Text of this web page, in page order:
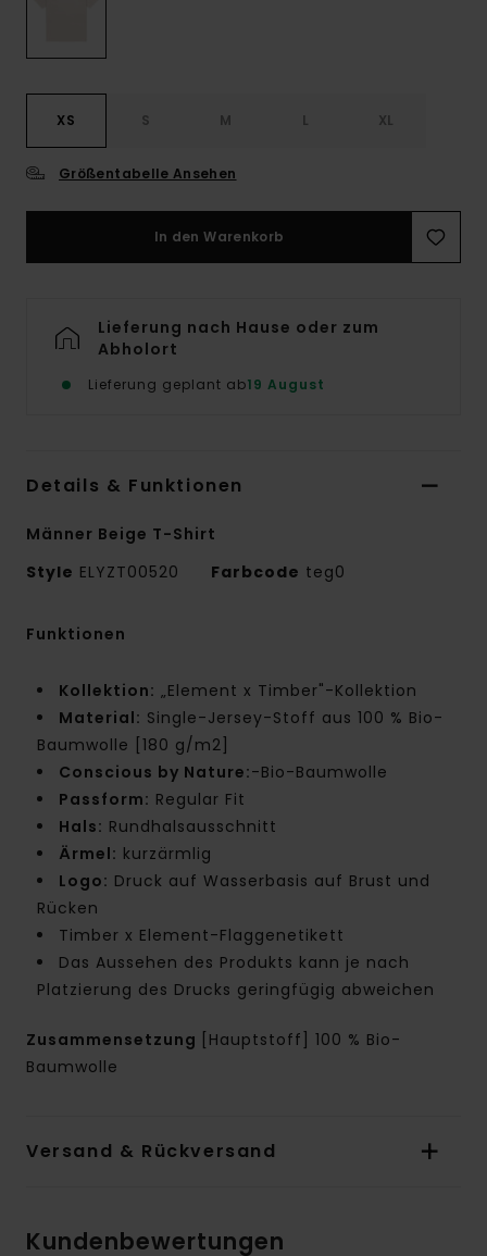
XS S M L XL
Größentabelle Ansehen
In den Warenkorb
Lieferung nach Hause oder zum
Abholort
Lieferung geplant ab19 August
Details & Funktionen
Männer Beige T-Shirt
Style ELYZT00520 Farbcode teg0
Funktionen
Kollektion: „Element x Timber"-Kollektion
Material: Single-Jersey-Stoff aus 100 % Bio-
Baumwolle [180 g/m2]
Conscious by Nature:-Bio-Baumwolle
Passform: Regular Fit
Hals: Rundhalsausschnitt
Ärmel: kurzärmlig
Logo: Druck auf Wasserbasis auf Brust und
Rücken
Timber x Element-Flaggenetikett
Das Aussehen des Produkts kann je nach
Platzierung des Drucks geringfügig abweichen
Zusammensetzung
[Hauptstoff] 100 % Bio-
Baumwolle
Versand & Rückversand
Kundenbewertungen